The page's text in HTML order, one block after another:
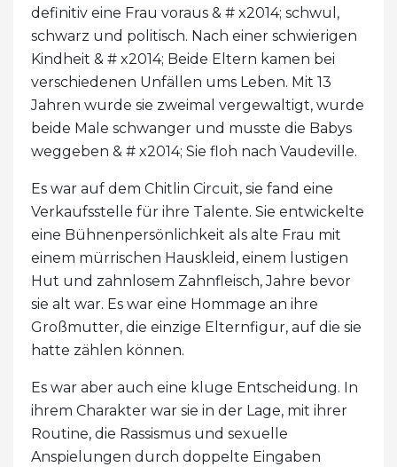
definitiv eine Frau voraus & # x2014; schwul,
schwarz und politisch. Nach einer schwierigen
Kindheit & # x2014; Beide Eltern kamen bei
verschiedenen Unfällen ums Leben. Mit 13
Jahren wurde sie zweimal vergewaltigt, wurde
beide Male schwanger und musste die Babys
weggeben & # x2014; Sie floh nach Vaudeville.
Es war auf dem Chitlin Circuit, sie fand eine
Verkaufsstelle für ihre Talente. Sie entwickelte
eine Bühnenpersönlichkeit als alte Frau mit
einem mürrischen Hauskleid, einem lustigen
Hut und zahnlosem Zahnfleisch, Jahre bevor
sie alt war. Es war eine Hommage an ihre
Großmutter, die einzige Elternfigur, auf die sie
hatte zählen können.
Es war aber auch eine kluge Entscheidung. In
ihrem Charakter war sie in der Lage, mit ihrer
Routine, die Rassismus und sexuelle
Anspielungen durch doppelte Eingaben